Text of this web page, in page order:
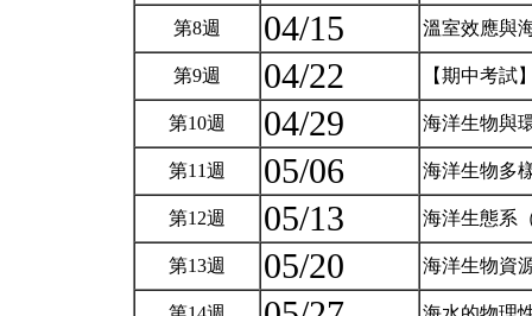
第8週 04/15 溫室效應與
第9週 04/22 【期中考試
第10週 04/29 海洋生物與
第11週 05/06 海洋生物多
第12週 05/13 海洋生態系
第13週 05/20 海洋生物資